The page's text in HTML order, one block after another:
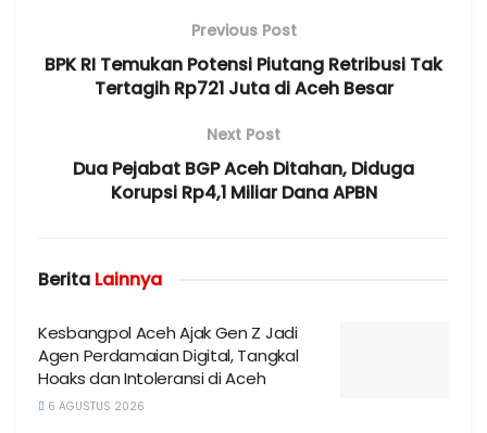
Previous Post
BPK RI Temukan Potensi Piutang Retribusi Tak
Tertagih Rp721 Juta di Aceh Besar
Next Post
Dua Pejabat BGP Aceh Ditahan, Diduga
Korupsi Rp4,1 Miliar Dana APBN
Berita Lainnya
Kesbangpol Aceh Ajak Gen Z Jadi
Agen Perdamaian Digital, Tangkal
Hoaks dan Intoleransi di Aceh
6 AGUSTUS 2026